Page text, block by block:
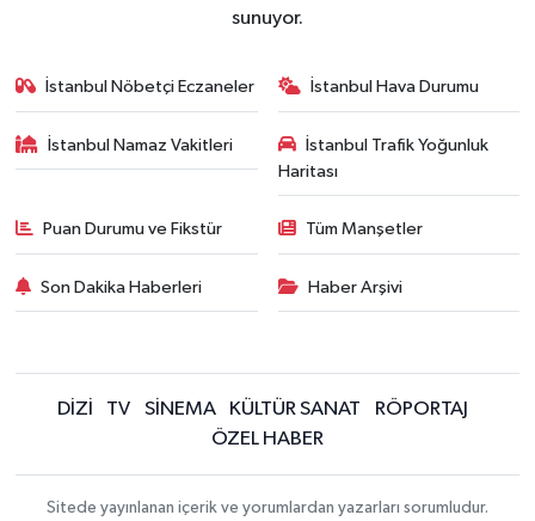
sunuyor.
İstanbul Nöbetçi Eczaneler İstanbul Hava Durumu
İstanbul Namaz Vakitleri
İstanbul Trafik Yoğunluk
Haritası
Puan Durumu ve Fikstür Tüm Manşetler
Son Dakika Haberleri Haber Arşivi
DİZİ TV SİNEMA KÜLTÜR SANAT
RÖPORTAJ
ÖZEL HABER
Sitede yayınlanan içerik ve yorumlardan yazarları sorumludur.